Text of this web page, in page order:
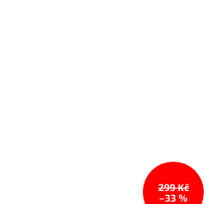
299 Kč
–33 %